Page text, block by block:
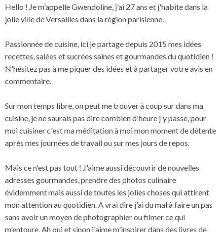
Hello ! Je m'appelle Gwendoline, j'ai 27 ans et j'habite dans la
jolie ville de Versailles dans la région parisienne.
Passionnée de cuisine, ici je partage depuis 2015 mes idées
recettes, salées et sucrées saines et gourmandes du quotidien !
N'hésitez pas à me piquer des idées et à partager votre avis en
commentaire.
Sur mon temps libre, on peut me trouver à coup sur dans ma
cuisine, je ne saurais pas dire combien d'heure j'y passe, pour
moi cuisiner c'est ma méditation à moi mon moment de détente
après mes journées de travail ou sur mes jours de repos.
Mais ce n'est pas tout ! J'aime aussi découvrir de nouvelles
adresses gourmandes, prendre des photos culinaire
évidemmentmais aussi de toutes les jolies choses qui attirent
mon attention au quotidien. A vrai dire j'ai du mal à faire un pas
sans avoir un moyen de photographier ou filmer ce qui
m'entoure. Ah oui et sinon j'aime m'inspirer dans des livres de